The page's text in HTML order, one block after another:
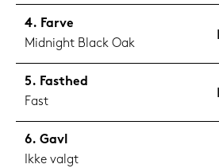
Farve
Midnight Black Oak
Fasthed
Fast
Gavl
Ikke valgt